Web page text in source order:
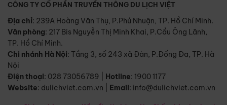
CÔNG TY CỔ PHẦN TRUYỀN THÔNG DU LỊCH VIỆT
Địa chỉ: 239A Hoàng Văn Thụ, P.Phú Nhuận, TP. Hồ Chí Minh.
Văn phòng: 217 Bis Nguyễn Thị Minh Khai, P.Cầu Ông Lãnh,
TP. Hồ Chí Minh.
Chi nhánh Hà Nội: Tầng 3, số 243 xã Đàn, P.Đống Đa, TP. Hà
Nội
Điện thoại: 028 73056789 Hotline: 1900 1177
Website: dulichviet.com.vn Email: info@dulichviet.com.vn